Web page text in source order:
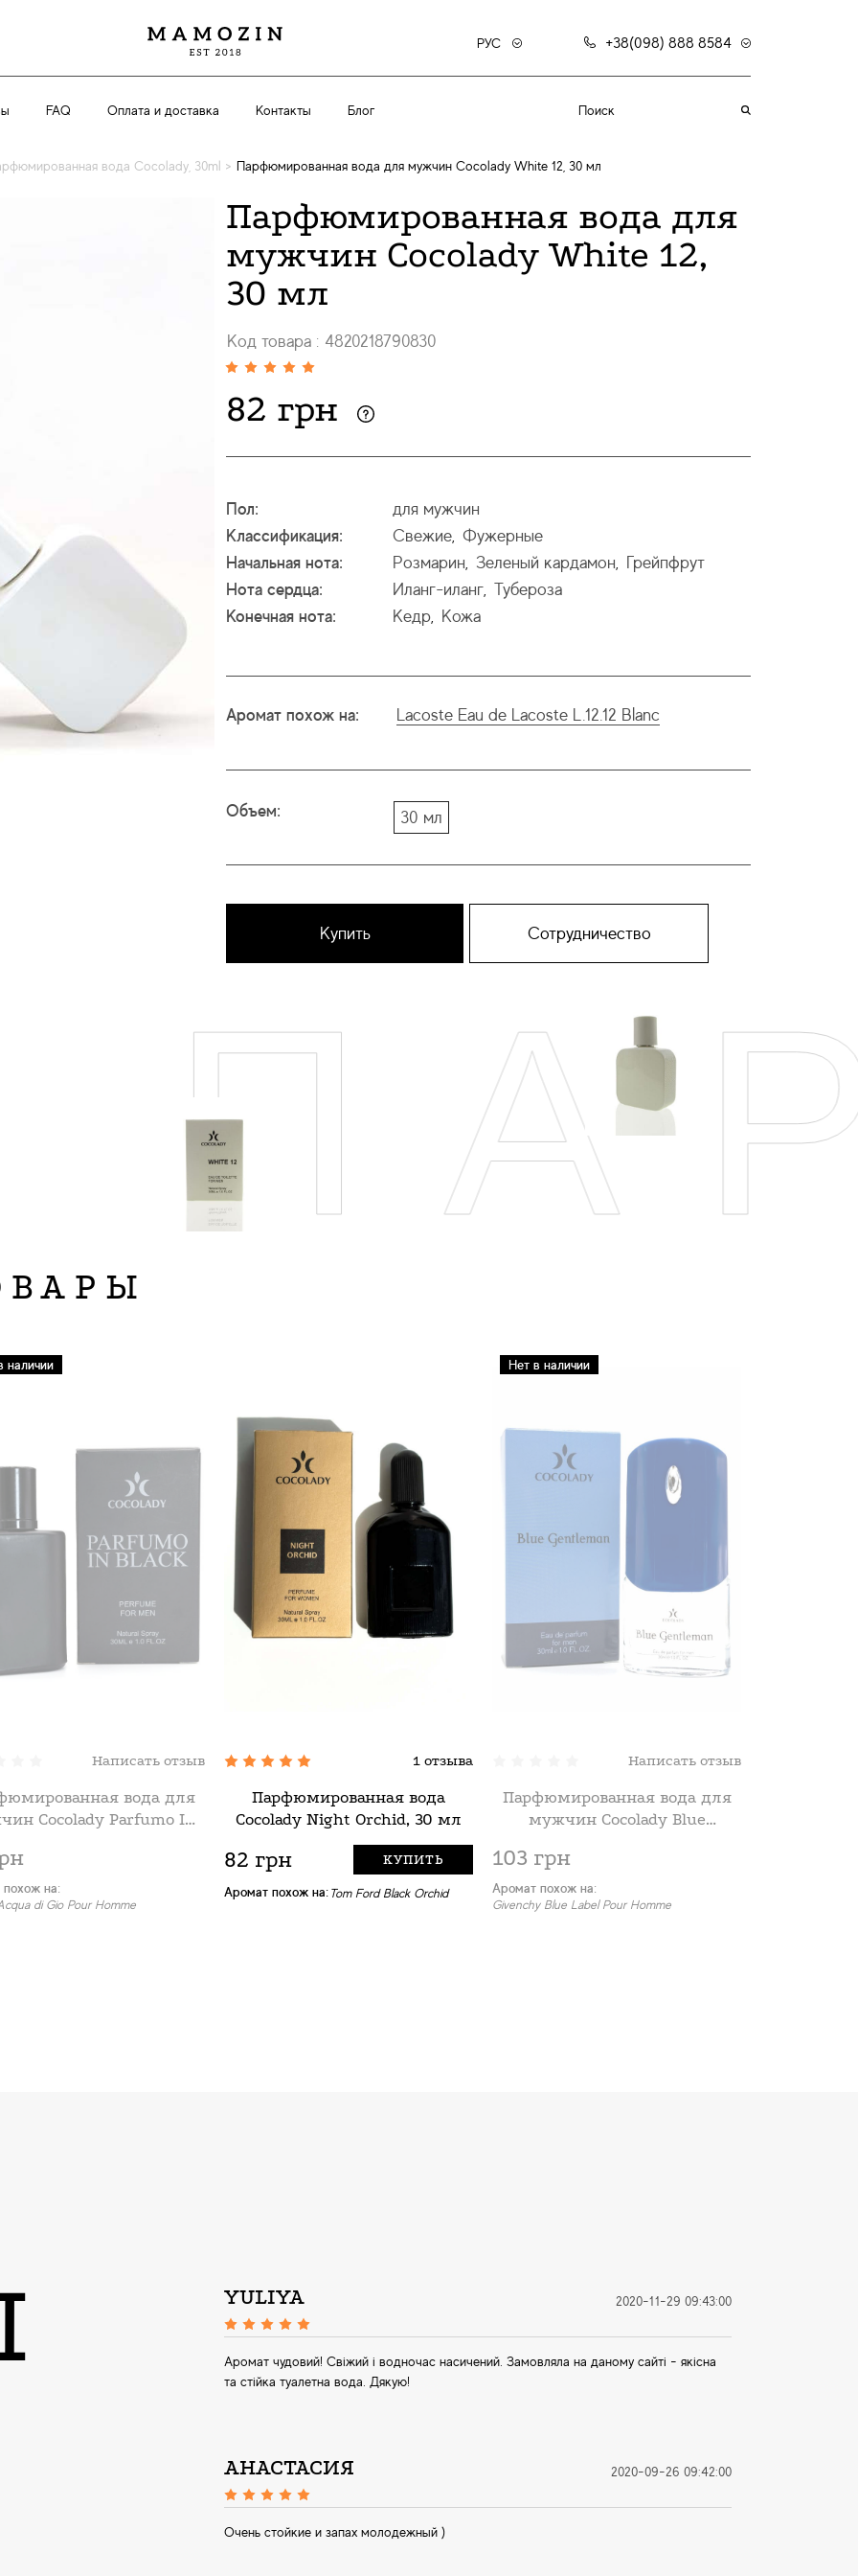
РУС +38(098) 888 8584
FAQ Оплата и доставка Контакты Блог
вода Cocolady, 30ml > Парфюмированная вода для мужчин Cocolady White 12, 30 мл
Парфюмированная вода для
мужчин Cocolady White 12,
30 мл
Код товара : 4820218790830
82 грн
Пол:
для мужчин
Классификация:
Свежие, Фужерные
Начальная нота:
Розмарин, Зеленый кардамон,
Грейпфрут
Нота сердца:
Иланг-иланг, Тубероза
Конечная нота:
Кедр, Кожа
Аромат похож на: Lacoste Eau de Lacoste L.12.12 Blanc
Объем: 30 мл
Купить Сотрудничество
наличии
Написать отзыв
вода для
Cocolady Parfumo In
на:
di Gio Pour Homme
1 отзыва
Парфюмированная вода
Cocolady Night Orchid, 30 мл
82 грн КУПИТЬ
Аромат похож на: Tom Ford Black Orchid
Нет в наличии
Написать отзыв
Парфюмированная вода для
мужчин Cocolady Blue
103 грн
Аромат похож на:
Givenchy Blue Label Pour Homme
YULIYA 2020-11-29 09:43:00
Аромат чудовий! Свіжий і водночас насичений. Замовляла на даному сайті - якісна
та стійка туалетна вода. Дякую!
АНАСТАСИЯ 2020-09-26 09:42:00
Очень стойкие и запах молодежный )